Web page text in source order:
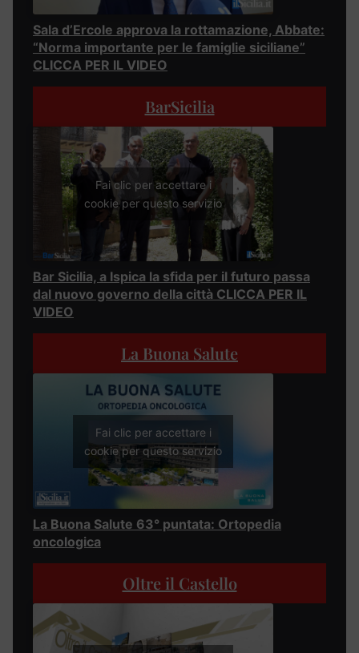
Sala d’Ercole approva la rottamazione, Abbate:
“Norma importante per le famiglie siciliane”
CLICCA PER IL VIDEO
BarSicilia
Fai clic per accettare i
cookie per questo servizio
Bar Sicilia, a Ispica la sfida per il futuro passa
dal nuovo governo della città CLICCA PER IL
VIDEO
La Buona Salute
Fai clic per accettare i
cookie per questo servizio
La Buona Salute 63° puntata: Ortopedia
oncologica
Oltre il Castello